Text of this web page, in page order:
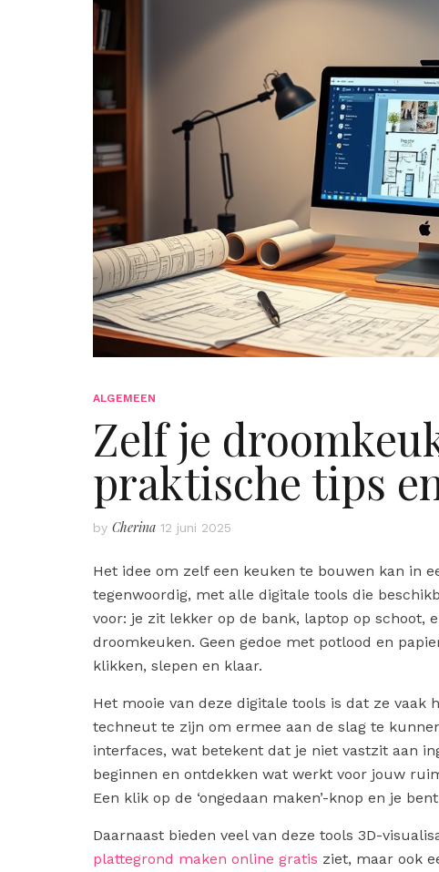
ALGEMEEN
Zelf je
praktische tips
by Cherina 12 juni 2025
Het idee om zelf een keuken te bouwen kan in
tegenwoordig, met alle digitale tools die
voor: je zit lekker op de bank, laptop op schoot,
droomkeuken. Geen gedoe met potlood en
klikken, slepen en klaar.
Het mooie van deze digitale tools is dat ze vaak
techneut te zijn om ermee aan de slag te
interfaces, wat betekent dat je niet vastzit aan
beginnen en ontdekken wat werkt voor jouw
Een klik op de ‘ongedaan maken’-knop en je
Daarnaast bieden veel van deze tools 3D-
plattegrond maken online gratis ziet, maar ook